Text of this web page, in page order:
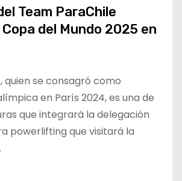
Team ParaChile
del Mundo 2025 en
quien se consagró como
en París 2024, es una de
que integrará la delegación
powerlifting que visitará la